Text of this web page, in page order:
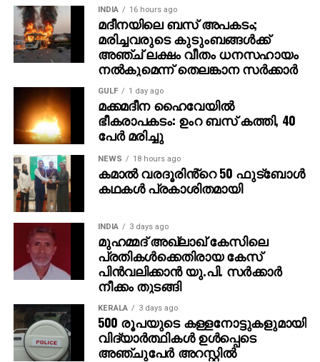
അപകടത്തെ തുടര്‍ന്ന് ലോറി നിയന്ത്രണം വിട്ട് മറിഞ്ഞു.
ക്രെയിന്‍ ഉപയോഗിച്ച് വാഹനം മാറ്റാനുള്ള ശ്രമം
തുടരുകയാണ്. തിരുവല്ല പൊലീസ്, അഗ്നിശമനസേന
എന്നിവരും സ്ഥലത്തെത്തി. അപകടം കാരണം റോഡില്‍
വലിയ ഗതാഗതക്കുരുക്കാണ് അനുഭവപ്പെട്ടത്.
INDIA 16 hours ago
മദീനയിലെ ബസ് അപകടം;
മരിച്ചവരുടെ കുടുംബങ്ങള്‍ക്ക്
അഞ്ച് ലക്ഷം വീതം ധനസഹായം
നല്‍കുമെന്ന് തെലങ്കാന സര്‍ക്കാര്‍
GULF 1 day ago
മക്കമദീന ഹൈവേയില്‍
ഭീകരാപകടം: ഉംറ ബസ് കത്തി, 40
പേര്‍ മരിച്ചു
NEWS 18 hours ago
കമാൽ വരദൂരിൻ്റെ 50 ഫുട്ബോൾ
കഥകൾ പ്രകാശിതമായി
INDIA 3 days ago
മുഹമ്മദ് അഖ്‌ലാഖ് കേസിലെ
പ്രതികള്‍ക്കെതിരായ കേസ്
പിന്‍വലിക്കാന്‍ യു.പി. സര്‍ക്കാര്‍
നീക്കം തുടങ്ങി
KERALA 3 days ago
500 രൂപയുടെ കള്ളനോട്ടുകളുമായി
വിദ്യാര്‍ത്ഥികള്‍ ഉള്‍പ്പെടെ
അഞ്ചുപേര്‍ അറസ്റ്റില്‍